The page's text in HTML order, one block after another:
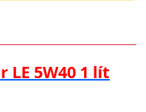
5W40 1 lít